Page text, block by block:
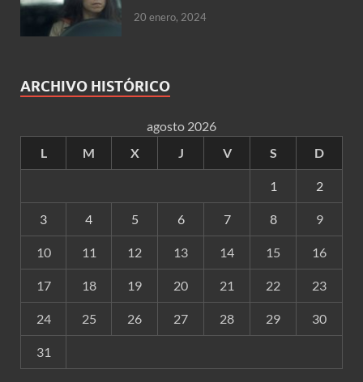
20 enero, 2024
ARCHIVO HISTÓRICO
agosto 2026
L
M X J V S D
1 2
3 4 5 6 7 8 9
10 11 12 13 14 15 16
17 18 19 20 21 22 23
24 25 26 27 28 29 30
31